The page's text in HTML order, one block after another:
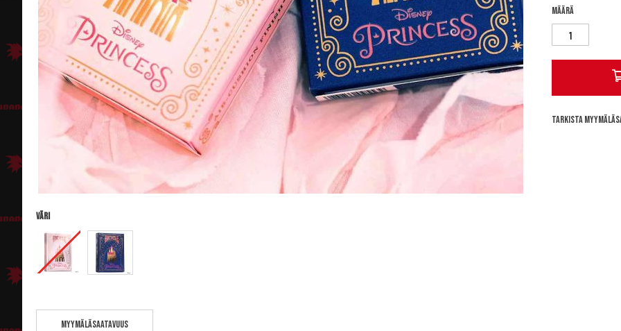
Väri
to
Määrä
Tarkista
Myymäläsaatavuus